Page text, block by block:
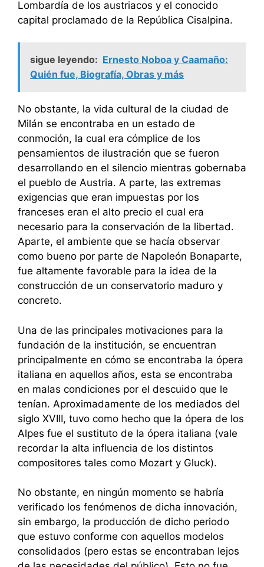
Lombardía de los austriacos y el conocido
capital proclamado de la República Cisalpina.
sigue leyendo: Ernesto Noboa y Caamaño:
Quién fue, Biografía, Obras y más
No obstante, la vida cultural de la ciudad de
Milán se encontraba en un estado de
conmoción, la cual era cómplice de los
pensamientos de ilustración que se fueron
desarrollando en el silencio mientras gobernaba
el pueblo de Austria. A parte, las extremas
exigencias que eran impuestas por los
franceses eran el alto precio el cual era
necesario para la conservación de la libertad.
Aparte, el ambiente que se hacía observar
como bueno por parte de Napoleón Bonaparte,
fue altamente favorable para la idea de la
construcción de un conservatorio maduro y
concreto.
Una de las principales motivaciones para la
fundación de la institución, se encuentran
principalmente en cómo se encontraba la ópera
italiana en aquellos años, esta se encontraba
en malas condiciones por el descuido que le
tenían. Aproximadamente de los mediados del
siglo XVIII, tuvo como hecho que la ópera de los
Alpes fue el sustituto de la ópera italiana (vale
recordar la alta influencia de los distintos
compositores tales como Mozart y Gluck).
No obstante, en ningún momento se habría
verificado los fenómenos de dicha innovación,
sin embargo, la producción de dicho periodo
que estuvo conforme con aquellos modelos
consolidados (pero estas se encontraban lejos